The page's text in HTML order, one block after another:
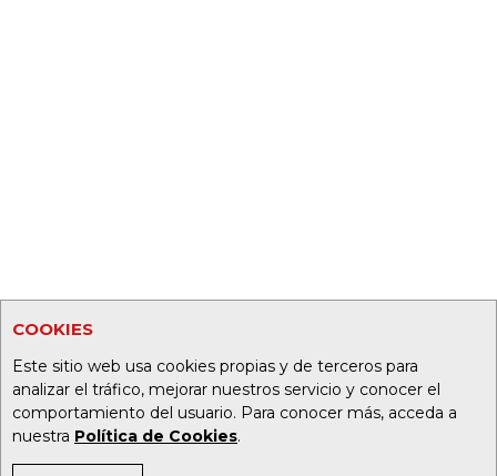
COOKIES
Este sitio web usa cookies propias y de terceros para
analizar el tráfico, mejorar nuestros servicio y conocer el
comportamiento del usuario. Para conocer más, acceda a
nuestra Política de Cookies.